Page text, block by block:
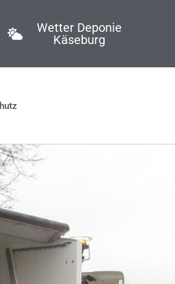
Wetter Deponie
Käseburg